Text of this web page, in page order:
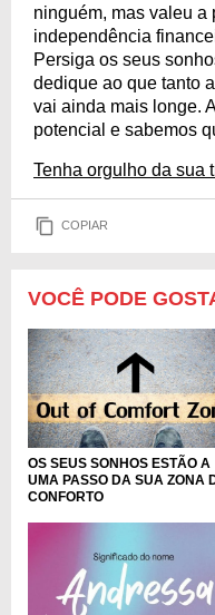
ninguém, mas valeu a
independência
Persiga os seus
dedique ao que tanto
vai ainda mais longe.
potencial e sabemos
Tenha orgulho da sua
COPIAR
VOCÊ PODE
OS SEUS SONHOS ESTÃO A
UMA PASSO DA SUA ZONA
CONFORTO